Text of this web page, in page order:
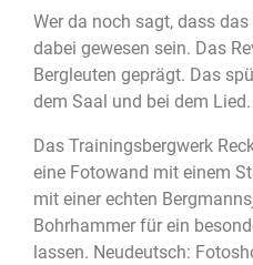
Wer da noch sagt, dass
dabei gewesen sein. Das
Bergleuten geprägt. Das
dem Saal und bei dem
Das Trainingsbergwerk
eine Fotowand mit einem
mit einer echten
Bohrhammer für ein
lassen. Neudeutsch: